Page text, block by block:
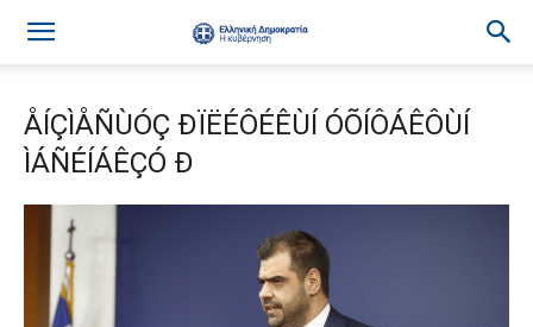
ÅÍÇÌÅÑÙÓÇ ÐÏËÉÔÉÊÙÍ ÓÕÍÔÁÊÔÙÍ
ÌÁÑÉÍÁÊÇÓ Ð